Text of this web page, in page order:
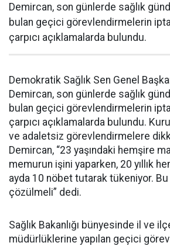
Demircan, son günlerde sağlık
bulan geçici görevlendirmelerin
çarpıcı açıklamalarda bulundu.
Demokratik Sağlık Sen Genel
Demircan, son günlerde sağlık
bulan geçici görevlendirmelerin
çarpıcı açıklamalarda bulundu.
ve adaletsiz görevlendirmelere
Demircan, “23 yaşındaki hemşire
memurun işini yaparken, 20 yıllık
ayda 10 nöbet tutarak tükeniyor.
çözülmeli” dedi.
Sağlık Bakanlığı bünyesinde il ve
müdürlüklerine yapılan geçici